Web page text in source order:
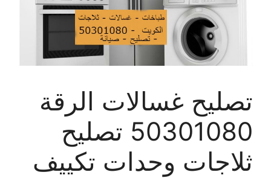
تصليح غسالات الرقة
50301080 تصليح
ثلاجات وحدات تكييف